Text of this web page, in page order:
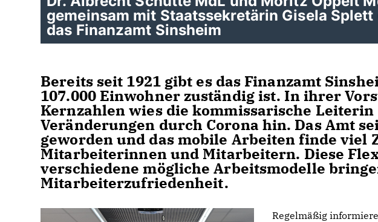
gemeinsam mit Staatssekretärin Gisela
das Finanzamt Sinsheim
Bereits seit 1921 gibt es das Finanzamt
107.000 Einwohner zuständig ist. In ihrer
Kernzahlen wies die kommissarische
Veränderungen durch Corona hin. Das Amt
geworden und das mobile Arbeiten finde viel
Mitarbeiterinnen und Mitarbeitern. Diese
verschiedene mögliche Arbeitsmodelle
Mitarbeiterzufriedenheit.
Regelmäßig